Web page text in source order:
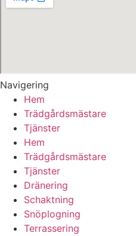
Navigering
Hem
Trädgårdsmästare
Tjänster
Hem
Trädgårdsmästare
Tjänster
Dränering
Schaktning
Snöplogning
Terrassering